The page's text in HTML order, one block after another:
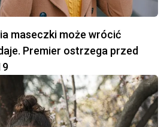
maseczki może wrócić
Premier ostrzega przed